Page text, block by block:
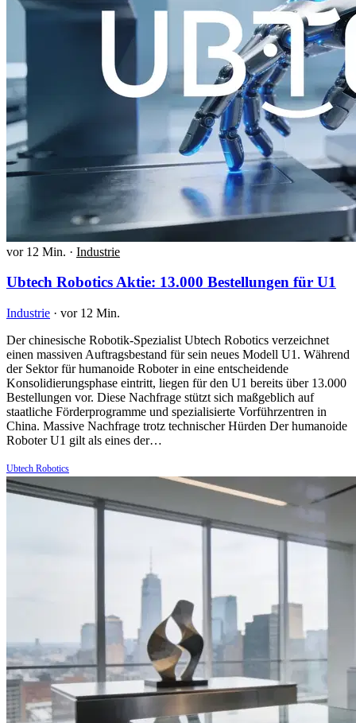
vor 12 Min. · Industrie
Ubtech Robotics Aktie: 13.000 Bestellungen für U1
Industrie · vor 12 Min.
Der chinesische Robotik-Spezialist Ubtech Robotics verzeichnet
einen massiven Auftragsbestand für sein neues Modell U1. Während
der Sektor für humanoide Roboter in eine entscheidende
Konsolidierungsphase eintritt, liegen für den U1 bereits über 13.000
Bestellungen vor. Diese Nachfrage stützt sich maßgeblich auf
staatliche Förderprogramme und spezialisierte Vorführzentren in
China. Massive Nachfrage trotz technischer Hürden Der humanoide
Roboter U1 gilt als eines der…
Ubtech Robotics